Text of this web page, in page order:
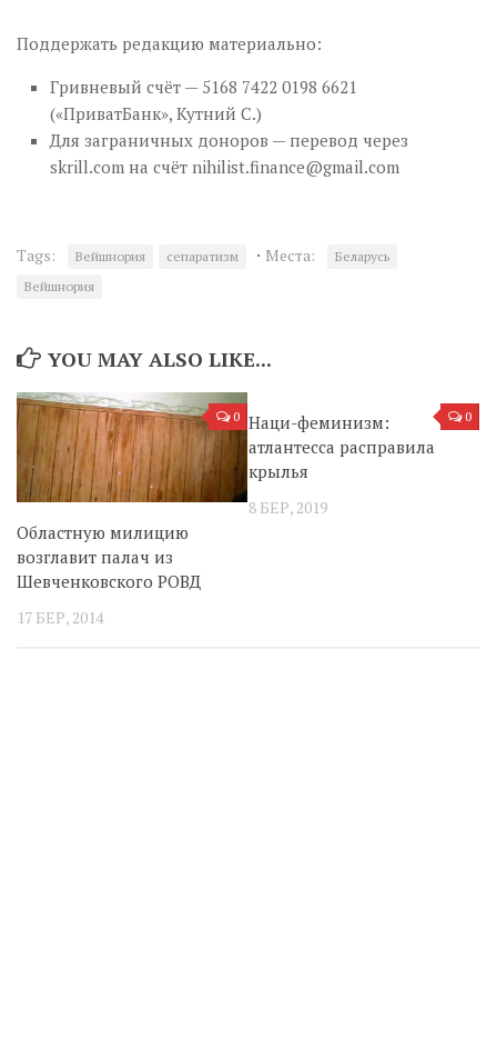
Поддержать редакцию материально:
Гривневый счёт — 5168 7422 0198 6621
(«ПриватБанк», Кутний С.)
Для заграничных доноров — перевод через
skrill.com на счёт nihilist.finance@gmail.com
Tags: Вейшнория сепаратизм · Места:
Беларусь
Вейшнория
YOU MAY ALSO LIKE...
0
Областную милицию
возглавит палач из
Шевченковского РОВД
17 БЕР, 2014
0
Наци-феминизм:
атлантесса расправила
крылья
8 БЕР, 2019